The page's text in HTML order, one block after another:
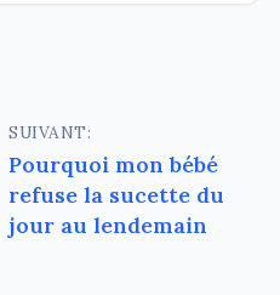
SUIVANT:
Pourquoi mon bébé
refuse la sucette du
jour au lendemain